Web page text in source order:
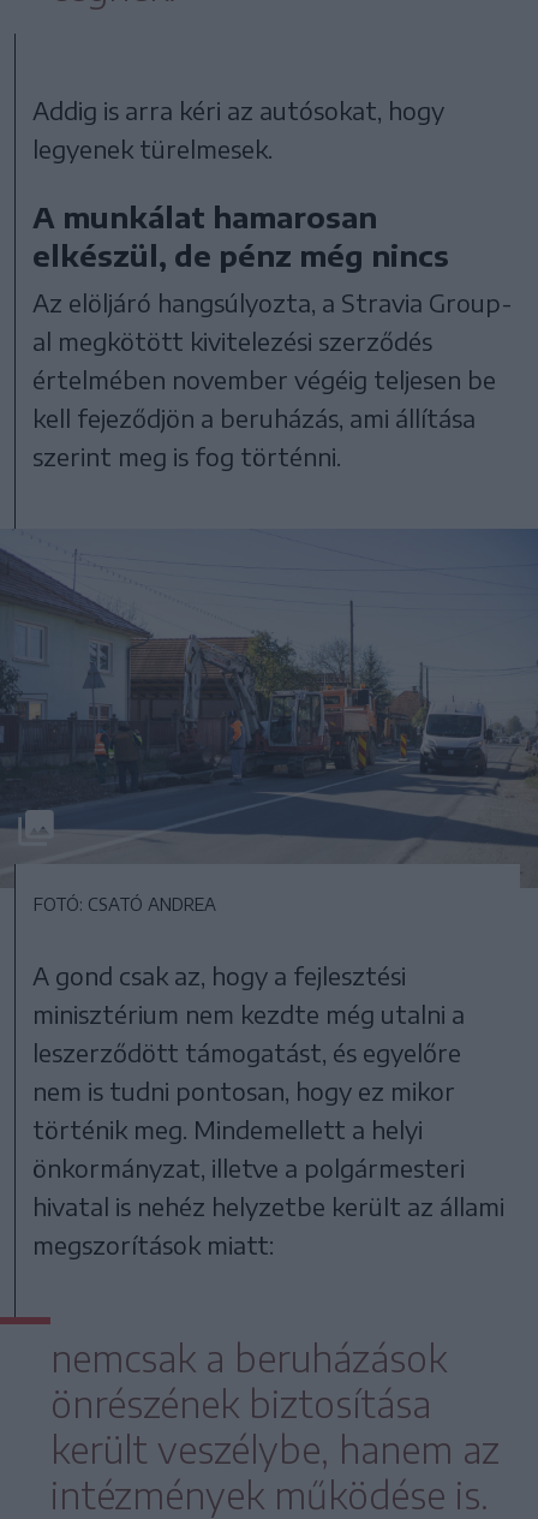
Addig is arra kéri az autósokat, hogy
legyenek türelmesek.
A munkálat hamarosan
elkészül, de pénz még nincs
Az elöljáró hangsúlyozta, a Stravia Group-
al megkötött kivitelezési szerződés
értelmében november végéig teljesen be
kell fejeződjön a beruházás, ami állítása
szerint meg is fog történni.
FOTÓ: CSATÓ ANDREA
A gond csak az, hogy a fejlesztési
minisztérium nem kezdte még utalni a
leszerződött támogatást, és egyelőre
nem is tudni pontosan, hogy ez mikor
történik meg. Mindemellett a helyi
önkormányzat, illetve a polgármesteri
hivatal is nehéz helyzetbe került az állami
megszorítások miatt:
nemcsak a beruházások
önrészének biztosítása
került veszélybe, hanem az
intézmények működése is.